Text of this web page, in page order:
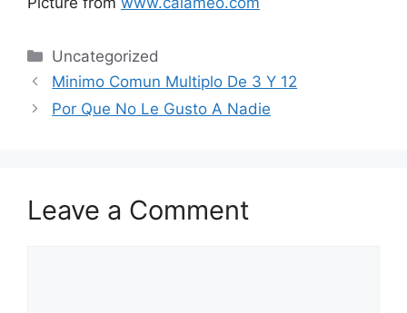
Categories
Uncategorized
Minimo Comun Multiplo De 3 Y 12
Por Que No Le Gusto A Nadie
Leave a Comment